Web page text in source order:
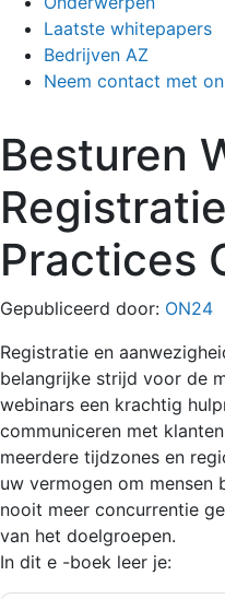
Laatste whitepapers
Bedrijven AZ
Neem contact met
Besturen
Practices
Gepubliceerd door: ON24
Registratie en
belangrijke strijd voor de
webinars een krachtig
communiceren met
meerdere tijdzones en
uw vermogen om mensen
nooit meer concurrentie
van het doelgroepen.
In dit e -boek leer je: